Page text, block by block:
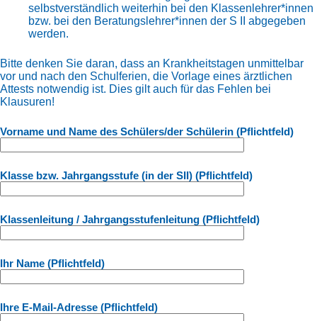
selbstverständlich weiterhin bei den Klassenlehrer*innen
bzw. bei den Beratungslehrer*innen der S II abgegeben
werden.
Bitte denken Sie daran, dass an Krankheitstagen unmittelbar
vor und nach den Schulferien, die Vorlage eines ärztlichen
Attests notwendig ist. Dies gilt auch für das Fehlen bei
Klausuren!
Vorname und Name des Schülers/der Schülerin (Pflichtfeld)
Klasse bzw. Jahrgangsstufe (in der SII) (Pflichtfeld)
Klassenleitung / Jahrgangsstufenleitung (Pflichtfeld)
Ihr Name (Pflichtfeld)
Ihre E-Mail-Adresse (Pflichtfeld)